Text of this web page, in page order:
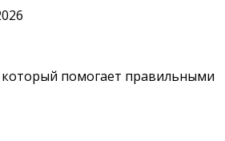
помогает правильными